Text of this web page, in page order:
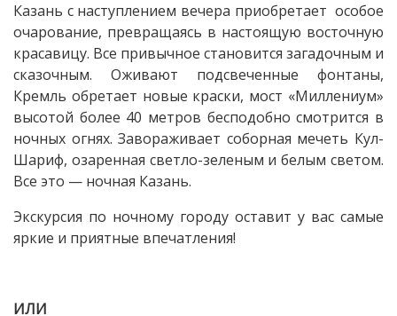
Казань с наступлением вечера приобретает особое
очарование, превращаясь в настоящую восточную
красавицу. Все привычное становится загадочным и
сказочным. Оживают подсвеченные фонтаны,
Кремль обретает новые краски, мост «Миллениум»
высотой более 40 метров бесподобно смотрится в
ночных огнях. Завораживает соборная мечеть Кул-
Шариф, озаренная светло-зеленым и белым светом.
Все это — ночная Казань.
Экскурсия по ночному городу оставит у вас самые
яркие и приятные впечатления!
ИЛИ